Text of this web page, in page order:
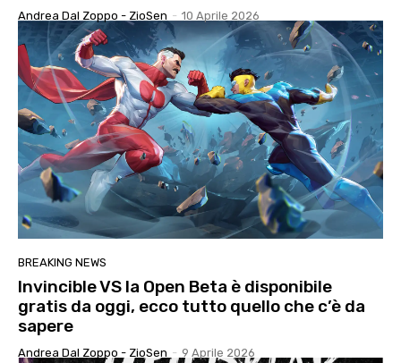
Andrea Dal Zoppo - ZioSen - 10 Aprile 2026
BREAKING NEWS
Invincible VS la Open Beta è disponibile
gratis da oggi, ecco tutto quello che c’è da
sapere
Andrea Dal Zoppo - ZioSen - 9 Aprile 2026